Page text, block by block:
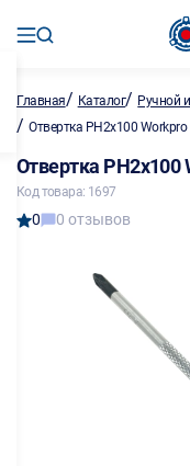
Главная/ Каталог/ Ручной
/ Отвертка PH2х100 Workpro
Отвертка PH2х100
Код товара: 1697
0 0 отзывов